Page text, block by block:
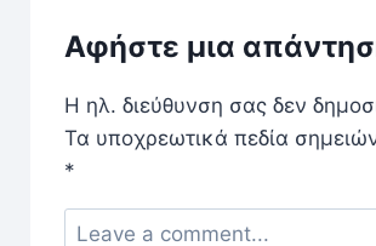
Αφήστε μια
Η ηλ. διεύθυνση σας δεν
Τα υποχρεωτικά πεδία
*